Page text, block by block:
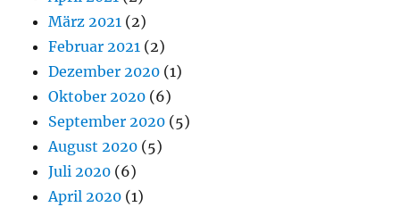
März 2021 (2)
Februar 2021 (2)
Dezember 2020 (1)
Oktober 2020 (6)
September 2020 (5)
August 2020 (5)
Juli 2020 (6)
April 2020 (1)